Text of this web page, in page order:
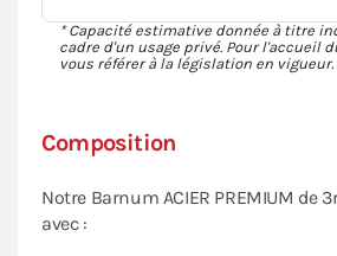
Composition
Notre Barnum ACIER PREMIUM de
avec :
* Capacité estimative donnée à titre
cadre d'un usage privé. Pour l'accueil
vous référer à la législation en vigueur.